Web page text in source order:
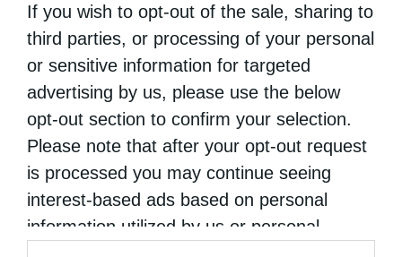
If you wish to opt-out of the sale, sharing to
third parties, or processing of your personal
or sensitive information for targeted
advertising by us, please use the below
opt-out section to confirm your selection.
Please note that after your opt-out request
is processed you may continue seeing
interest-based ads based on personal
information utilized by us or personal
καλεί με μεγάλη φωνή κάθε άνθρωπο να
μετάσχη του συμποσίου της Πίστεως και να
απολαύση του πλούτου της χρηστότητος του
Αρχηγού της Ζωής Κυρίου και Θεού και
Σωτήρος ημών Ιησού Χριστού!
Χριστός ανέστη, αδελφοί και τέκνα!
«Αναστάσεως ημέρα, λαμπρυνθώμεν λαοί»!